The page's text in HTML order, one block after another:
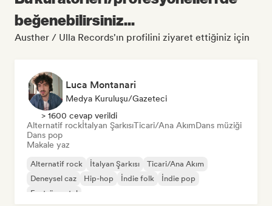
beğenebilirsiniz...
Austher / Ulla Records'ın profilini ziyaret ettiğiniz için
Luca Montanari
Medya Kuruluşu/Gazeteci
> 1600 cevap verildi
Alternatif rockİtalyan ŞarkısıTicari/Ana AkımDans müziği
Dans pop
Makale yaz
Alternatif rock İtalyan Şarkısı
Ticari/Ana Akım
Deneysel caz
Hip-hop İndie folk
İndie pop
Enstrümantal